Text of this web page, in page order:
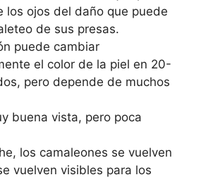
los ojos del daño que puede
de sus presas.
puede cambiar
el color de la piel en 20-
pero depende de muchos
buena vista, pero poca
los camaleones se vuelven
vuelven visibles para los